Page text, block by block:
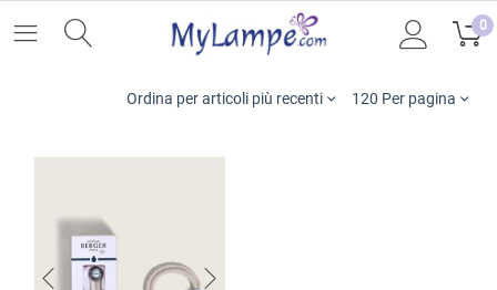
0
Ordina per articoli più recenti 120 Per pagina